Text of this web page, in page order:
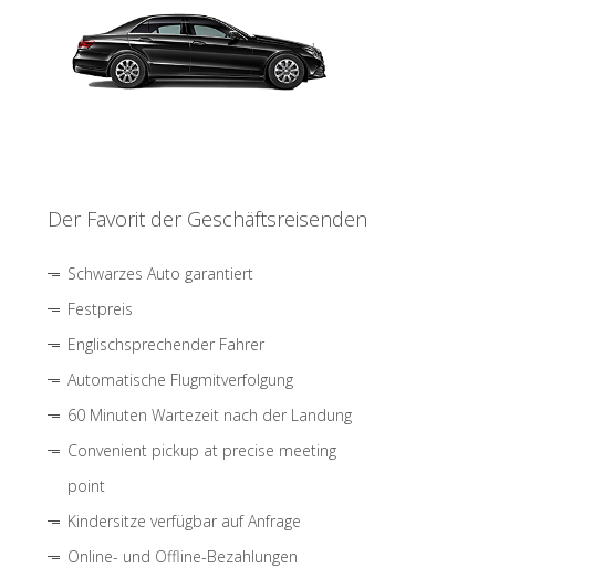
Der Favorit der Geschäftsreisenden
Schwarzes Auto garantiert
Festpreis
Englischsprechender Fahrer
Automatische Flugmitverfolgung
60 Minuten Wartezeit nach der Landung
Convenient pickup at precise meeting
point
Kindersitze verfügbar auf Anfrage
Online- und Offline-Bezahlungen